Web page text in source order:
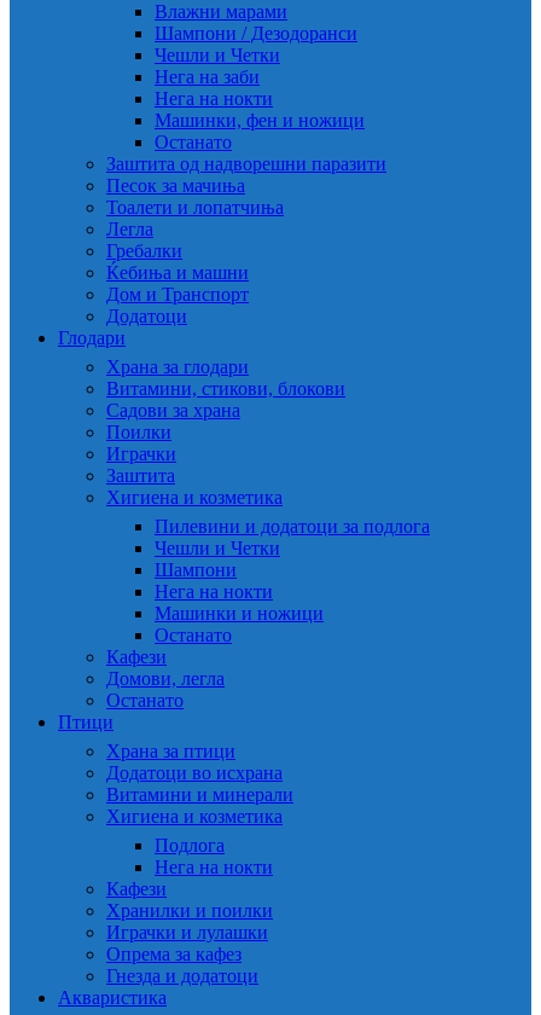
Влажни марами
Шампони / Дезодоранси
Чешли и Четки
Нега на заби
Нега на нокти
Машинки, фен и ножици
Останато
Заштита од надворешни паразити
Песок за мачиња
Тоалети и лопатчиња
Легла
Гребалки
Ќебиња и машни
Дом и Транспорт
Додатоци
Глодари
Храна за глодари
Витамини, стикови, блокови
Садови за храна
Поилки
Играчки
Заштита
Хигиена и козметика
Пилевини и додатоци за подлога
Чешли и Четки
Шампони
Нега на нокти
Машинки и ножици
Останато
Кафези
Домови, легла
Останато
Птици
Храна за птици
Додатоци во исхрана
Витамини и минерали
Хигиена и козметика
Подлога
Нега на нокти
Кафези
Хранилки и поилки
Играчки и лулашки
Опрема за кафез
Гнезда и додатоци
Акваристика